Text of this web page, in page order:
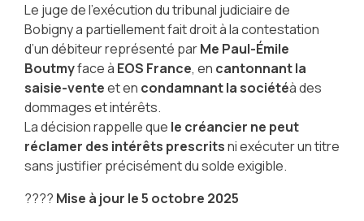
Le juge de l’exécution du tribunal judiciaire de
Bobigny a partiellement fait droit à la contestation
d’un débiteur représenté parMe Paul-Émile
Boutmyface à EOS France, en cantonnant la
saisie-venteet en condamnant la sociétéà des
dommages et intérêts.
La décision rappelle que le créancier ne peut
réclamer des intérêts prescritsni exécuter un titre
sans justifier précisément du solde exigible.
???? Mise à jour le 5 octobre 2025